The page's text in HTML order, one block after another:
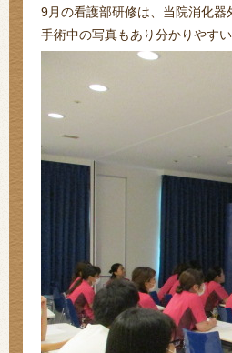
9月の看護部研修は、当院消化
手術中の写真もあり分かりやすい